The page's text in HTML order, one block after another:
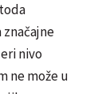
nivo
ne može u